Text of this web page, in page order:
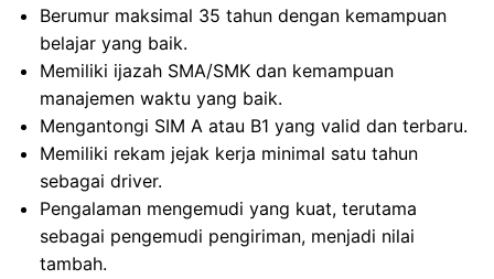
Berumur maksimal 35 tahun dengan kemampuan
belajar yang baik.
Memiliki ijazah SMA/SMK dan kemampuan
manajemen waktu yang baik.
Mengantongi SIM A atau B1 yang valid dan terbaru.
Memiliki rekam jejak kerja minimal satu tahun
sebagai driver.
Pengalaman mengemudi yang kuat, terutama
sebagai pengemudi pengiriman, menjadi nilai
tambah.